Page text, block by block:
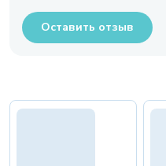
Оставить отзыв